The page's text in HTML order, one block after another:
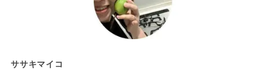
ササキマイコ